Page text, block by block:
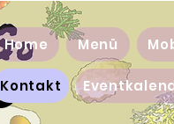
Home Menü
Kontakt